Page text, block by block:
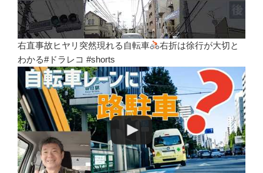
右直事故ヒヤリ突然現れる自転車
右折は徐行が大切と
わかる#ドラレコ #shorts